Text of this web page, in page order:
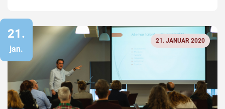
21.
jan.
21. JANUAR 2020